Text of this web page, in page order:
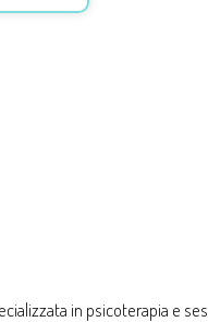
in psicoterapia e